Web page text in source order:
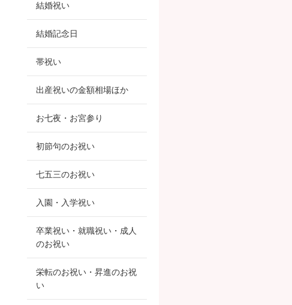
結婚祝い
結婚記念日
帯祝い
出産祝いの金額相場ほか
お七夜・お宮参り
初節句のお祝い
七五三のお祝い
入園・入学祝い
卒業祝い・就職祝い・成人
のお祝い
栄転のお祝い・昇進のお祝
い